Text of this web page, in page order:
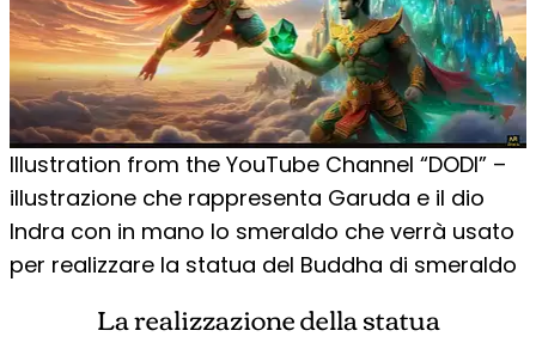
Illustration from the YouTube Channel “DODI” –
illustrazione che rappresenta Garuda e il dio
Indra con in mano lo smeraldo che verrà usato
per realizzare la statua del Buddha di smeraldo
La realizzazione della statua